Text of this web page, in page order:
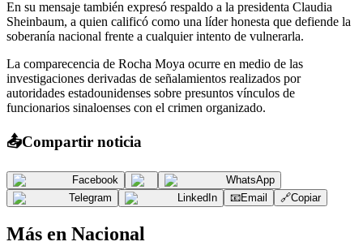
En su mensaje también expresó respaldo a la presidenta Claudia
Sheinbaum, a quien calificó como una líder honesta que defiende la
soberanía nacional frente a cualquier intento de vulnerarla.
La comparecencia de Rocha Moya ocurre en medio de las
investigaciones derivadas de señalamientos realizados por
autoridades estadounidenses sobre presuntos vínculos de
funcionarios sinaloenses con el crimen organizado.
📤Compartir noticia
Facebook
WhatsApp
Telegram
LinkedIn 📧Email 🔗Copiar
Más en Nacional